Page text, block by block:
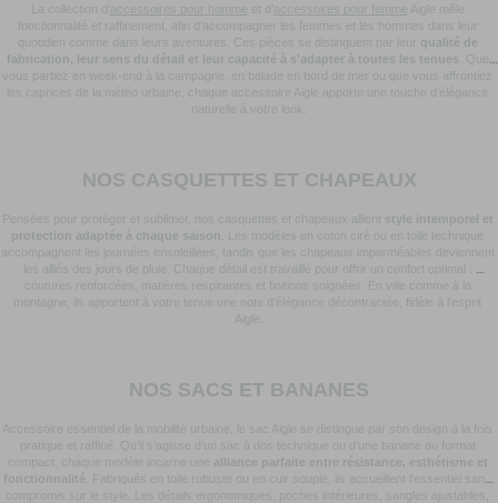
La collection d’ accessoires pour homme et d’ accessoires pour femme
Aigle mêle
fonctionnalité et raffinement, afin d’accompagner les femmes et les hommes dans leur
quotidien comme dans leurs aventures. Ces pièces se distinguent par leur qualité de
fabrication, leur sens du détail et leur capacité à s’adapter à toutes les tenues . Que
vous partiez en week-end à la campagne, en balade en bord de mer ou que vous affrontiez
les caprices de la météo urbaine, chaque accessoire Aigle apporte une touche d’élégance
naturelle à votre look.
NOS CASQUETTES ET CHAPEAUX
Pensées pour protéger et sublimer, nos casquettes et chapeaux allient style intemporel et
protection adaptée à chaque saison . Les modèles en coton ciré ou en toile technique
accompagnent les journées ensoleillées, tandis que les chapeaux imperméables deviennent
les alliés des jours de pluie. Chaque détail est travaillé pour offrir un confort optimal :
coutures renforcées, matières respirantes et finitions soignées. En ville comme à la
montagne, ils apportent à votre tenue une note d’élégance décontractée, fidèle à l’esprit
Aigle.
NOS SACS ET BANANES
Accessoire essentiel de la mobilité urbaine, le sac Aigle se distingue par son design à la fois
pratique et raffiné. Qu’il s’agisse d’un sac à dos technique ou d’une banane au format
compact, chaque modèle incarne une
alliance parfaite entre résistance, esthétisme et
fonctionnalité . Fabriqués en toile robuste ou en cuir souple, ils accueillent l’essentiel sans
compromis sur le style. Les détails ergonomiques, poches intérieures, sangles ajustables,